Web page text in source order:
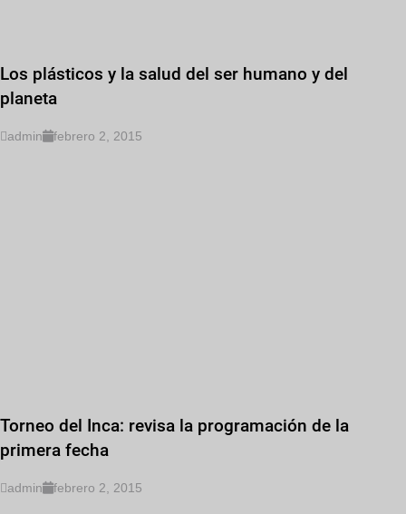
Los plásticos y la salud del ser humano y del
planeta
admin febrero 2, 2015
Torneo del Inca: revisa la programación de la
primera fecha
admin febrero 2, 2015